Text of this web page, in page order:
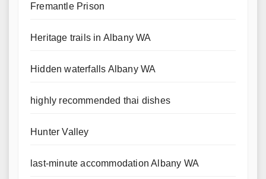
Fremantle Prison
Heritage trails in Albany WA
Hidden waterfalls Albany WA
highly recommended thai dishes
Hunter Valley
last-minute accommodation Albany WA